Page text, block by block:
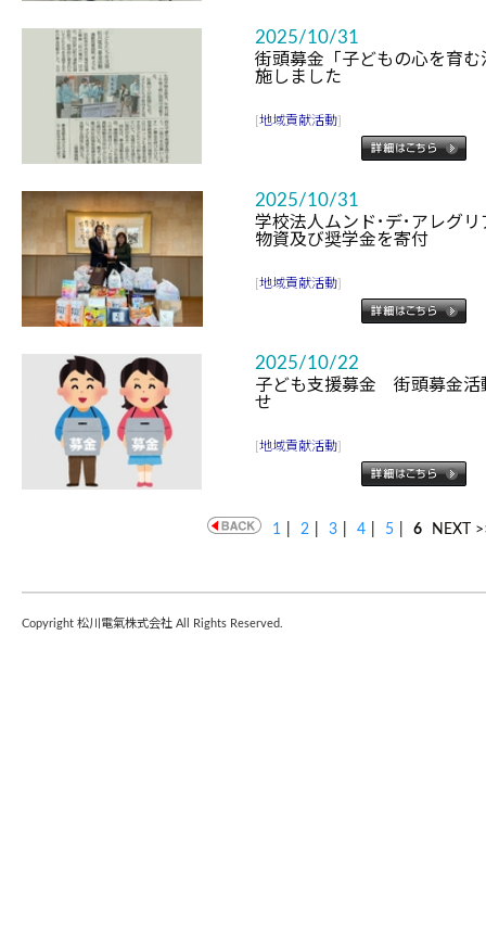
2025/10/31
街頭募金「子どもの心を育む
施しました
地域貢献活動
2025/10/31
学校法人ムンド･デ･アレグ
物資及び奨学金を寄付
地域貢献活動
2025/10/22
子ども支援募金 街頭募金活
せ
地域貢献活動
1 2 3 4 5 6 NEXT
Copyright 松川電氣株式会社 All Rights Reserved.